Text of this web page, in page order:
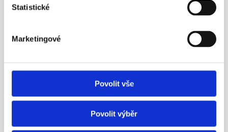
Statistické
Marketingové
Povolit vše
Povolit výběr
konference APS ČR
Více info